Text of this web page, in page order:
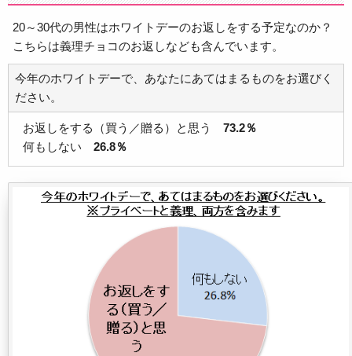
20～30代の男性はホワイトデーのお返しをする予定なのか？
こちらは義理チョコのお返しなども含んでいます。
今年のホワイトデーで、あなたにあてはまるものをお選びく
ださい。
お返しをする（買う／贈る）と思う 73.2％
何もしない 26.8％